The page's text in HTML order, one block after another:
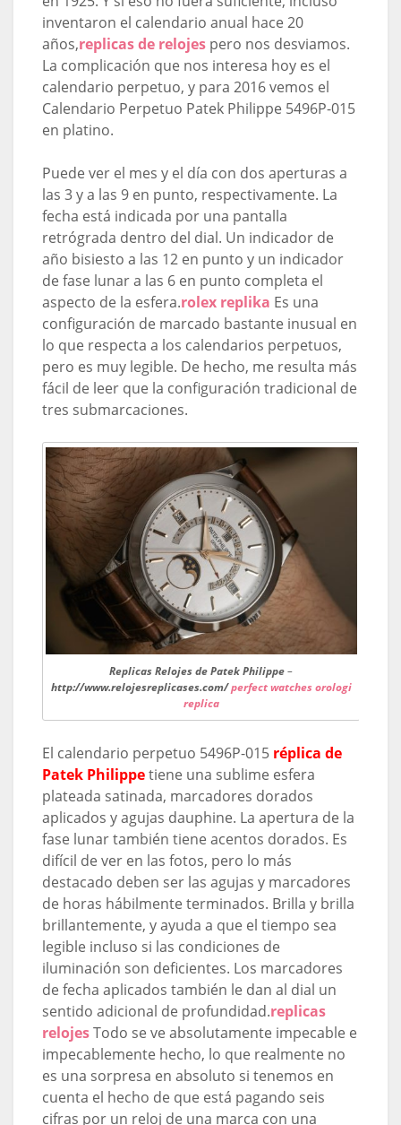
inventaron el calendario anual hace 20
años,replicas de relojespero nos desviamos.
La complicación que nos interesa hoy es el
calendario perpetuo, y para 2016 vemos el
Calendario Perpetuo Patek Philippe 5496P-015
en platino.
Puede ver el mes y el día con dos aperturas a
las 3 y a las 9 en punto, respectivamente. La
fecha está indicada por una pantalla
retrógrada dentro del dial. Un indicador de
año bisiesto a las 12 en punto y un indicador
de fase lunar a las 6 en punto completa el
aspecto de la esfera.rolex replika Es una
configuración de marcado bastante inusual en
lo que respecta a los calendarios perpetuos,
pero es muy legible. De hecho, me resulta más
fácil de leer que la configuración tradicional de
tres submarcaciones.
Replicas Relojes de Patek Philippe–
http://www.relojesreplicases.com/perfect watchesorologi
replica
El calendario perpetuo 5496P-015 réplica de
Patek Philippetiene una sublime esfera
plateada satinada, marcadores dorados
aplicados y agujas dauphine. La apertura de la
fase lunar también tiene acentos dorados. Es
difícil de ver en las fotos, pero lo más
destacado deben ser las agujas y marcadores
de horas hábilmente terminados. Brilla y brilla
brillantemente, y ayuda a que el tiempo sea
legible incluso si las condiciones de
iluminación son deficientes. Los marcadores
de fecha aplicados también le dan al dial un
sentido adicional de profundidad.replicas
relojesTodo se ve absolutamente impecable e
impecablemente hecho, lo que realmente no
es una sorpresa en absoluto si tenemos en
cuenta el hecho de que está pagando seis
cifras por un reloj de una marca con una